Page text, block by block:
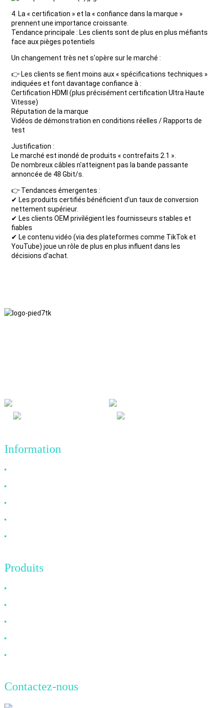
4. La « certification » et la « confiance dans la marque »
prennent une importance croissante.
Tendance principale : Les clients sont de plus en plus méfiants
face aux pièges potentiels
Un changement très net s'opère sur le marché :
👉 Les clients se fient moins aux « spécifications techniques »
indiquées et font davantage confiance à :
Certification HDMI (plus précisément certification Ultra Haute
Vitesse)
Réputation de la marque
Vidéos de démonstration en conditions réelles / Rapports de
test
Justification :
Le marché est inondé de produits « contrefaits 2.1 ».
De nombreux câbles n'atteignent pas la bande passante
annoncée de 48 Gbit/s.
👉 Tendances émergentes :
✔ Les produits certifiés bénéficient d'un taux de conversion
nettement supérieur.
✔ Les clients OEM privilégient les fournisseurs stables et
fiables
✔ Le contenu vidéo (via des plateformes comme TikTok et
YouTube) joue un rôle de plus en plus influent dans les
décisions d'achat.
Information
Produits
Contactez-nous